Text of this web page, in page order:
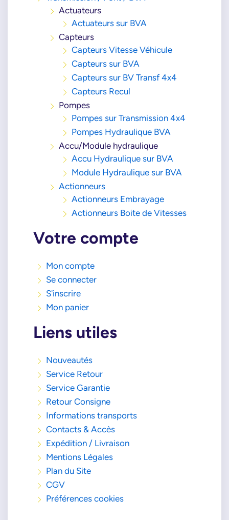
Actuateurs
Actuateurs sur BVA
Capteurs
Capteurs Vitesse Véhicule
Capteurs sur BVA
Capteurs sur BV Transf 4x4
Capteurs Recul
Pompes
Pompes sur Transmission 4x4
Pompes Hydraulique BVA
Accu/Module hydraulique
Accu Hydraulique sur BVA
Module Hydraulique sur BVA
Actionneurs
Actionneurs Embrayage
Actionneurs Boite de Vitesses
Votre compte
Mon compte
Se connecter
S'inscrire
Mon panier
Liens utiles
Nouveautés
Service Retour
Service Garantie
Retour Consigne
Informations transports
Contacts & Accès
Expédition / Livraison
Mentions Légales
Plan du Site
CGV
Préférences cookies